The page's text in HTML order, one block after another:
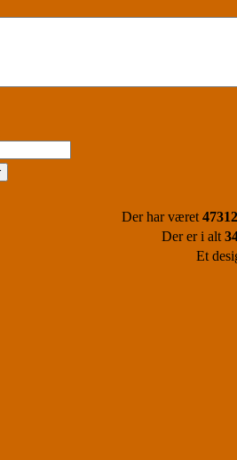
Der har været
Der er i alt
Et